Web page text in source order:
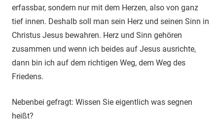
erfassbar, sondern nur mit dem Herzen, also von ganz
tief innen. Deshalb soll man sein Herz und seinen Sinn in
Christus Jesus bewahren. Herz und Sinn gehören
zusammen und wenn ich beides auf Jesus ausrichte,
dann bin ich auf dem richtigen Weg, dem Weg des
Friedens.
Nebenbei gefragt: Wissen Sie eigentlich was segnen
heißt?